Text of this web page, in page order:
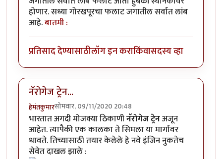
होणार. सध्या गोरखपूरचा फलाट जगातील सर्वात लांब
आहे.बातमी :
प्रतिसाद देण्यासाठीलॉग इन कराकिंवासदस्य व्हा
नॅरोगेज ट्रेन...
हेमंतकुमारसोमवार, 09/11/2020 20:48
भारतात अगदी मोजक्या ठिकाणीनॅरोगेज ट्रेनअजून
आहेत. त्यापैकी एक कालका ते सिमला या मार्गावर
धावते. तिच्यासाठी तयार केलेले हे नवे इंजिन नुकतेच
सेवेत दाखल झाले :